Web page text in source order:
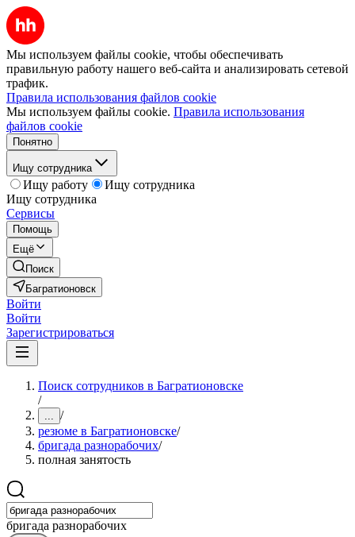
Мы используем файлы cookie, чтобы обеспечивать
правильную работу нашего веб-сайта и анализировать сетевой
трафик.
Правила использования файлов cookie
Мы используем файлы cookie. Правила использования
файлов cookie
Понятно
Ищу сотрудника
Ищу работу
Ищу сотрудника
Ищу сотрудника
Сервисы
Помощь
Ещё
Поиск
Багратионовск
Войти
Войти
Зарегистрироваться
Поиск сотрудников в Багратионовске
/
... /
резюме в Багратионовске/
бригада разнорабочих/
полная занятость
бригада разнорабочих